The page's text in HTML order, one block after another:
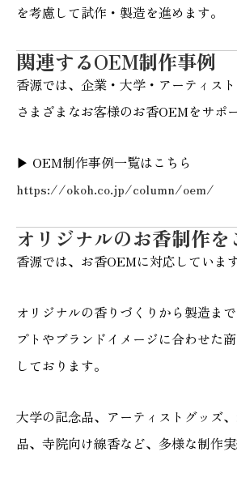
を考慮して試作・製造を進めます。
関連するOEM制作事例
香源では、企業・大学・アーティスト
さまざまなお客様のお香OEMをサポ
▶ OEM制作事例一覧はこちら
https://okoh.co.jp/column/oem/
オリジナルのお香制作
香源では、お香OEMに対応しています
オリジナルの香りづくりから製造ま
プトやブランドイメージに合わせた
しております。
大学の記念品、アーティストグッズ
品、寺院向け線香など、多様な制作実